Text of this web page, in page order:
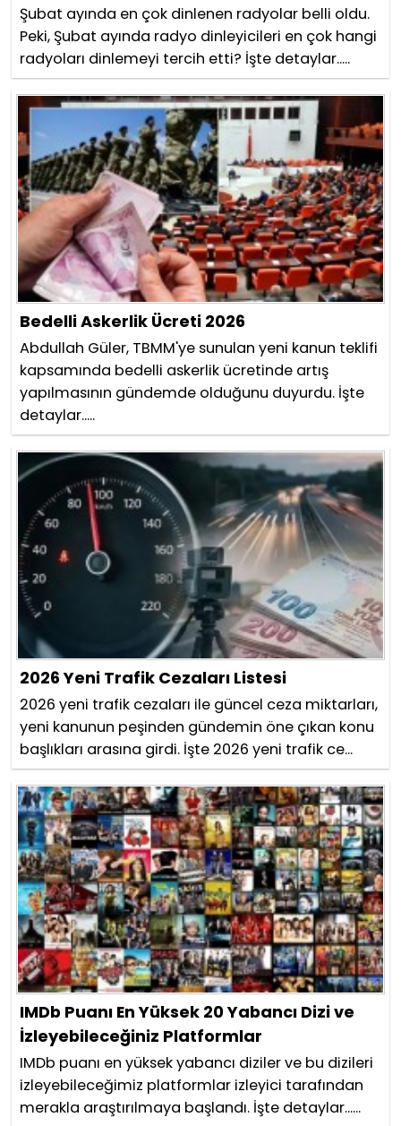
Şubat ayında en çok dinlenen radyolar belli oldu.
Peki, Şubat ayında radyo dinleyicileri en çok hangi
radyoları dinlemeyi tercih etti? İşte detaylar.....
Bedelli Askerlik Ücreti 2026
Abdullah Güler, TBMM'ye sunulan yeni kanun teklifi
kapsamında bedelli askerlik ücretinde artış
yapılmasının gündemde olduğunu duyurdu. İşte
detaylar.....
2026 Yeni Trafik Cezaları Listesi
2026 yeni trafik cezaları ile güncel ceza miktarları,
yeni kanunun peşinden gündemin öne çıkan konu
başlıkları arasına girdi. İşte 2026 yeni trafik ce...
IMDb Puanı En Yüksek 20 Yabancı Dizi ve
İzleyebileceğiniz Platformlar
IMDb puanı en yüksek yabancı diziler ve bu dizileri
izleyebileceğimiz platformlar izleyici tarafından
merakla araştırılmaya başlandı. İşte detaylar......